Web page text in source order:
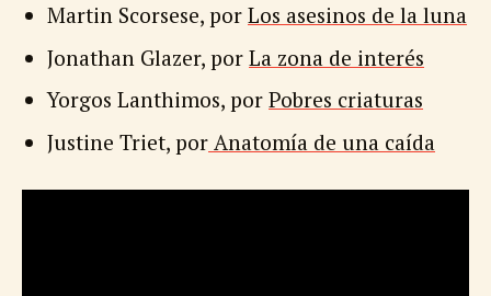
Martin Scorsese, porLos asesinos de la luna
Jonathan Glazer, porLa zona de interés
Yorgos Lanthimos, porPobres criaturas
Justine Triet, por Anatomía de una caída